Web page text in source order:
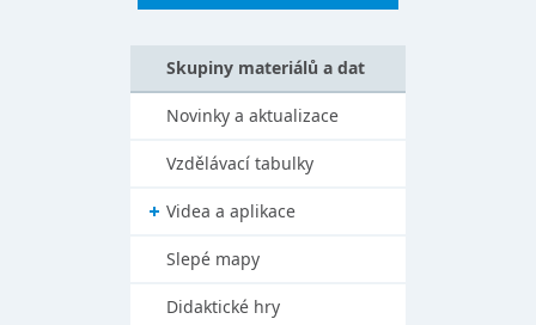
Skupiny materiálů a dat
Novinky a aktualizace
Vzdělávací tabulky
Videa a aplikace
Slepé mapy
Didaktické hry